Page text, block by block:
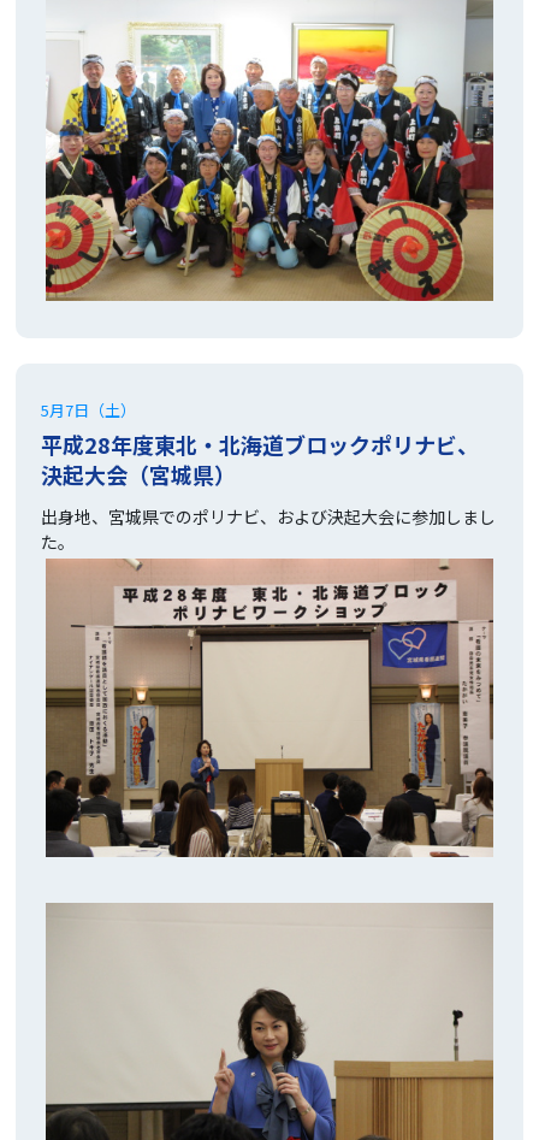
5月7日（土）
平成28年度東北・北海道ブロックポリナビ、
決起大会（宮城県）
出身地、宮城県でのポリナビ、および決起大会に参加しまし
た。